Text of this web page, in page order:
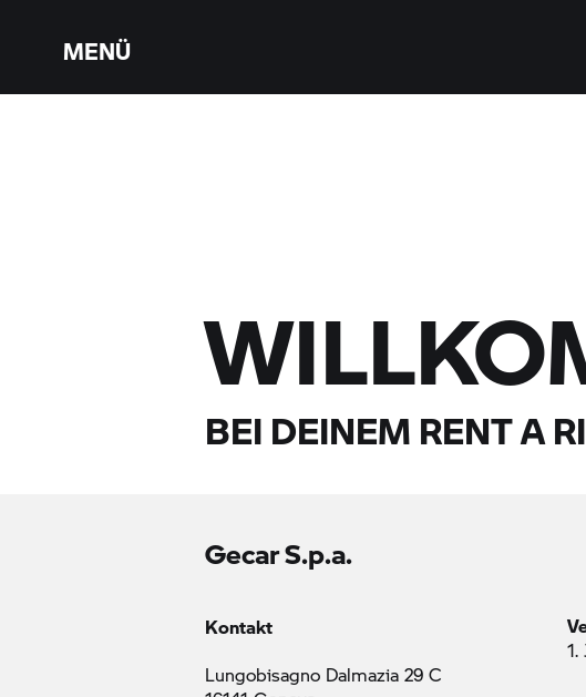
MENÜ
BEI DEINEM RENT A
Gecar S.p.a.
Kontakt
Lungobisagno Dalmazia 29 C